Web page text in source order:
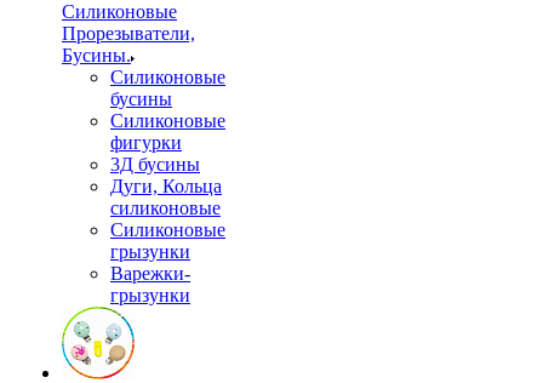
Силиконовые
Прорезыватели,
Бусины.
Силиконовые
бусины
Силиконовые
фигурки
3Д бусины
Дуги, Кольца
силиконовые
Силиконовые
грызунки
Варежки-
грызунки